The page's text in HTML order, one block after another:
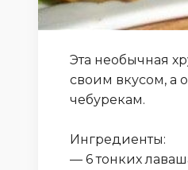
Эта необычная
своим вкусом, а
чебурекам.
Ингредиенты:
— 6 тонких